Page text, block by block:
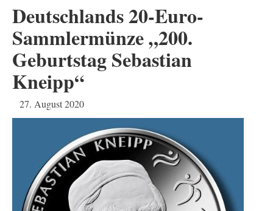
Deutschlands 20-Euro-
Sammlermünze „200.
Geburtstag Sebastian
Kneipp“
27. August 2020